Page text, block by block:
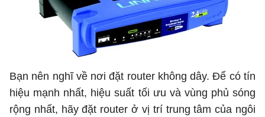
Bạn nên nghĩ về nơi đặt router không dây. Để có tín
hiệu mạnh nhất, hiệu suất tối ưu và vùng phủ sóng
rộng nhất, hãy đặt router ở vị trí trung tâm của ngôi